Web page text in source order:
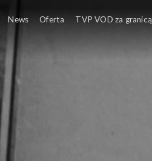
News Oferta TVP VOD za granicą